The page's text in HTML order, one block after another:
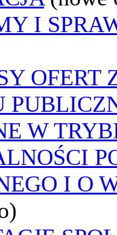
I
OFERT
W
I O